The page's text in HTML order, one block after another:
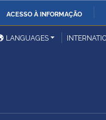
ACESSO À INFORMAÇÃO
das Relações
LANGUAGES